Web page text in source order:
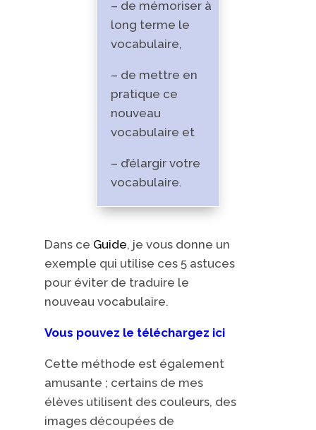
– de mémoriser à
long terme le
vocabulaire,
– de mettre en
pratique ce
nouveau
vocabulaire et
– d’élargir votre
vocabulaire.
Dans ce Guide, je vous donne un
exemple qui utilise ces 5 astuces
pour éviter de traduire le
nouveau vocabulaire.
Vous pouvez le téléchargez ici
Cette méthode est également
amusante ; certains de mes
élèves utilisent des couleurs, des
images découpées de